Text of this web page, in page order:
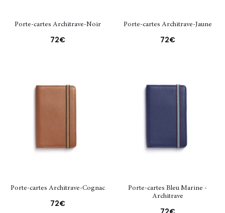
Porte-cartes Architrave-Noir
72€
Porte-cartes Architrave-Jaune
72€
Porte-cartes Architrave-Cognac
72€
Porte-cartes Bleu Marine -
Architrave